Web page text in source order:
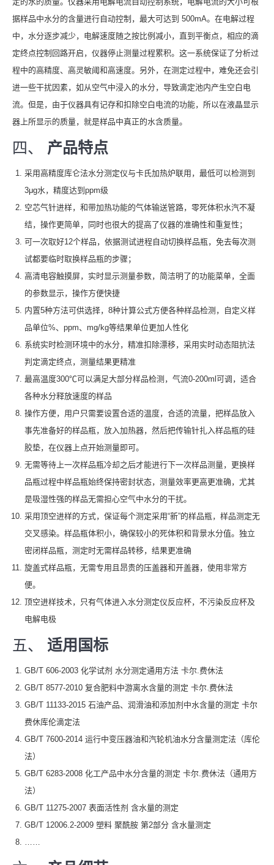
据样品中水分的含量进行自动控制，最大可达到 500mA。在电解过程
中，水分逐步减少，电解速度随之按比例减小，直到平衡点，相应的滴
定终点控制回路开启，仪器停止测量过程累积。这一系统保证了分析过
程中的高精度、高灵敏阈和高速度。另外，在测定过程中，难免还会引
进一些干扰因素，如从空气中浸入的水分，导致滴定池内产生空白电
流。但是，由于仪器具有记存和扣除空白电流的功能，所以在液晶显示
器上所显示的质量，就是样品中真正的水含质量。
四、 产品特点
采用高精度库仑法水分测定仪与卡氏加热炉联用，最低可以检测到
3μg水，精度达到ppm级
空芯气针进样，和带加热功能的气体输送管路，零死体积水汽不凝
结，操作更简单，同时也很大的提高了仪器的准确性和重复性；
可一次取好12个样品，依据测试进程自动切换样品瓶，免去每次测
试都要临时取换样品瓶的步骤；
高清电容触摸屏，实时显示测量参数，简洁明了的功能菜单，全面
的参数显示，操作方便快捷
内置5种方法可供选择，8种计算公式方便各种样品检测，自定义样
品单位%、ppm、mg/kg等结果单位更加人性化
系统实时检测环境中的水分，精准扣除漂移，采用实时动态阻抗法
判定滴定终点，测量结果更精准
最高温度300℃可以满足大部分样品检测，气流0-200ml可调，适合
各种水分释放速度的样品
操作方便，用户只需要设置合适的温度，合适的流量，把样品放入
事先准备好的样品瓶，放入加热器，然后把传输针扎入样品瓶的硅
胶垫，在仪器上点开始测量即可。
无需等待上一次样品瓶冷却之后才能进行下一次样品测量，更换样
品瓶过程中样品瓶始终保持密封状态，测量效率更高更准确，尤其
是吸湿性强的样品无需担心空气中水分的干扰。
采用顶空进样的方式，保证每个测定采用“新”的样品瓶，样品测定无
交叉感染。样品瓶体积小，确保较小的死体积和背景水分值。独立
密闭样品瓶，测定时无需样品转移，结果更准确
旋盖式样品瓶，无需专用且昂贵的压盖器和开盖器，使用非常方
便。
顶空进样技术，只有气体进入水分测定仪反应杯，不污染反应杯及
电解电极
五、 适用国标
GB/T 606-2003 化学试剂 水分测定通用方法 卡尔.费休法
GB/T 8577-2010 复合肥料中游离水含量的测定 卡尔.费休法
GB/T 11133-2015 石油产品、润滑油和添加剂中水含量的测定 卡尔
费休库伦滴定法
GB/T 7600-2014 运行中变压器油和汽轮机油水分含量测定法（库伦
法）
GB/T 6283-2008 化工产品中水分含量的测定 卡尔.费休法（通用方
法）
GB/T 11275-2007 表面活性剂 含水量的测定
GB/T 12006.2-2009 塑料 聚酰胺 第2部分 含水量测定
……